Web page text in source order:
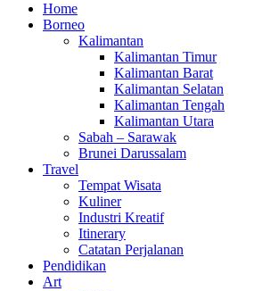
Home
Borneo
Kalimantan
Kalimantan Timur
Kalimantan Barat
Kalimantan Selatan
Kalimantan Tengah
Kalimantan Utara
Sabah – Sarawak
Brunei Darussalam
Travel
Tempat Wisata
Kuliner
Industri Kreatif
Itinerary
Catatan Perjalanan
Pendidikan
Art